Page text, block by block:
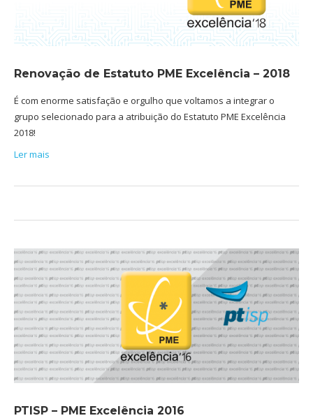
Renovação de Estatuto PME Excelência – 2018
É com enorme satisfação e orgulho que voltamos a integrar o
grupo selecionado para a atribuição do Estatuto PME Excelência
2018!
Ler mais
PTISP – PME Excelência 2016